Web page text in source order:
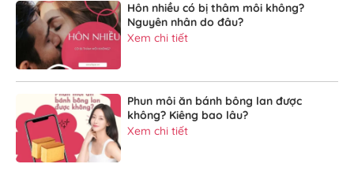
Hôn nhiều có bị thâm môi không?
Nguyên nhân do đâu?
Xem chi tiết
Phun môi ăn bánh bông lan được
không? Kiêng bao lâu?
Xem chi tiết